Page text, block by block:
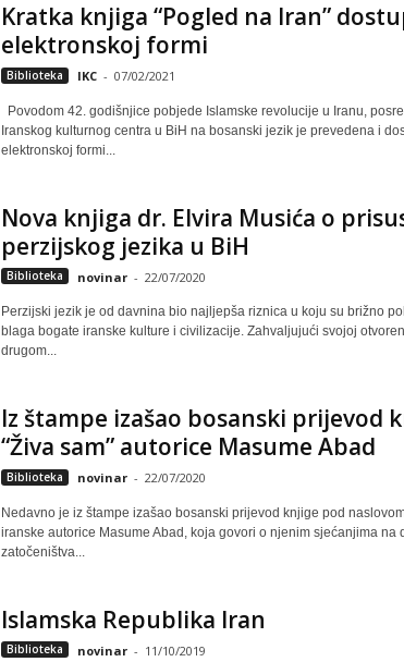
Kratka knjiga “Pogled na Iran”
elektronskoj formi
Biblioteka IKC - 07/02/2021
Povodom 42. godišnjice pobjede Islamske revolucije u Iranu,
Iranskog kulturnog centra u BiH na bosanski jezik je prevedena i
elektronskoj formi...
Nova knjiga dr. Elvira Musića o
perzijskog jezika u BiH
Biblioteka novinar - 22/07/2020
Perzijski jezik je od davnina bio najljepša riznica u koju su brižno
blaga bogate iranske kulture i civilizacije. Zahvaljujući svojoj
drugom...
Iz štampe izašao bosanski prijevod
“Živa sam” autorice Masume Abad
Biblioteka novinar - 22/07/2020
Nedavno je iz štampe izašao bosanski prijevod knjige pod naslovom
iranske autorice Masume Abad, koja govori o njenim sjećanjima na
zatočeništva...
Islamska Republika Iran
Biblioteka novinar - 11/10/2019